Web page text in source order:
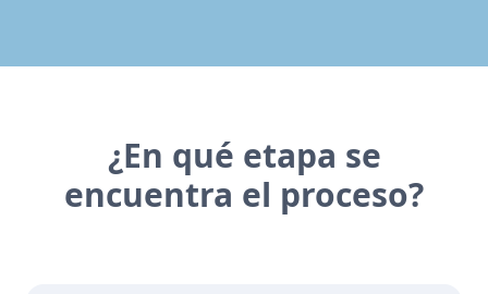
¿En qué etapa se
encuentra el proceso?